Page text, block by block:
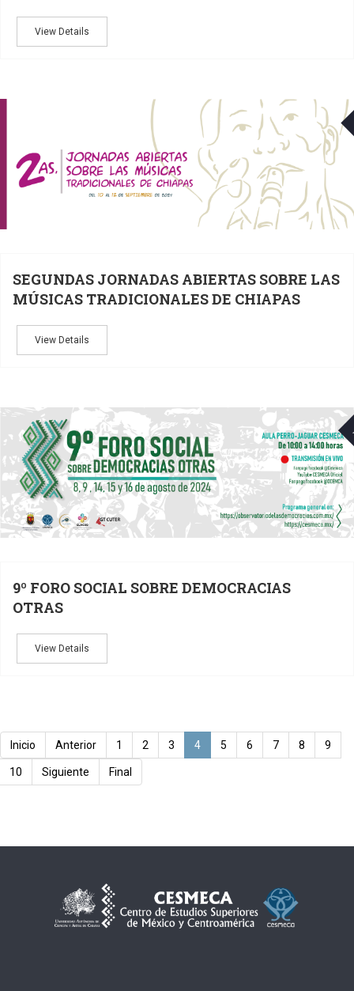
View Details
SEGUNDAS JORNADAS ABIERTAS SOBRE LAS
MÚSICAS TRADICIONALES DE CHIAPAS
View Details
9º FORO SOCIAL SOBRE DEMOCRACIAS
OTRAS
View Details
Inicio Anterior 1 2 3 4 5 6 7 8 9
10 Siguiente Final